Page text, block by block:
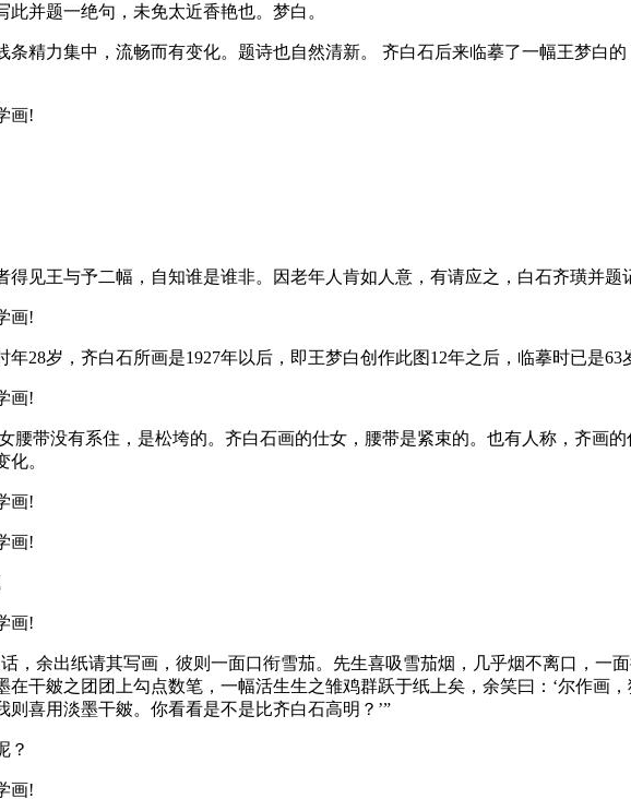
并题一绝句，未免太近香艳也。梦白。
精力集中，流畅而有变化。题诗也自然清新。 齐白石后来临摹了一幅王梦白
得见王与予二幅，自知谁是谁非。因老年人肯如人意，有请应之，白石齐璜并题
28岁，齐白石所画是1927年以后，即王梦白创作此图12年之后，临摹时已是63
腰带没有系住，是松垮的。齐白石画的仕女，腰带是紧束的。也有人称，齐画
。
，余出纸请其写画，彼则一面口衔雪茄。先生喜吸雪茄烟，几乎烟不离口，一
干皴之团团上勾点数笔，一幅活生生之雏鸡群跃于纸上矣，余笑曰：‘尔作画
喜用淡墨干皴。你看看是不是比齐白石高明？’”
？